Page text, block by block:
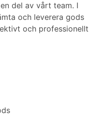
del av vårt team. I
och leverera gods
och professionellt